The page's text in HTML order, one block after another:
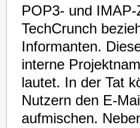
POP3- und
TechCrunch
Informanten.
interne
lautet. In der Tat
Nutzern den E-
aufmischen.